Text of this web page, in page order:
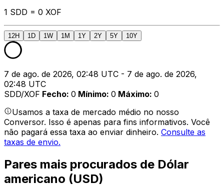
1 SDD = 0 XOF
12H 1D 1W 1M 1Y 2Y 5Y 10Y
7 de ago. de 2026, 02:48 UTC - 7 de ago. de 2026,
02:48 UTC
SDD/XOF Fecho: 0 Mínimo: 0 Máximo: 0
Usamos a taxa de mercado médio no nosso
Conversor. Isso é apenas para fins informativos. Você
não pagará essa taxa ao enviar dinheiro. Consulte as
taxas de envio.
Pares mais procurados de Dólar
americano (USD)